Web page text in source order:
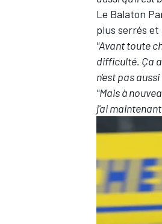
Le Balaton
plus serrés et
"Avant toute
difficulté. Ça
n'est pas
"Mais à
j'ai